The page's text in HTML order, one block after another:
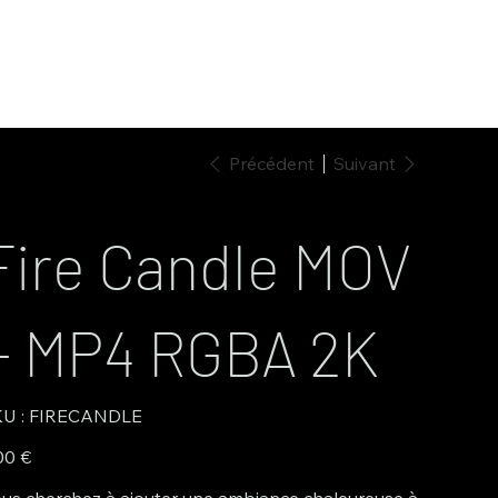
Précédent Suivant
Candle MOV
MP4 RGBA 2K
: SKU
FIRECANDLE
FIRECANDLE
€